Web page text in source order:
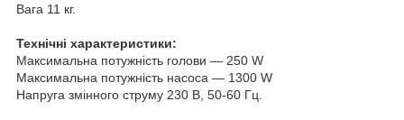
Вага 11 кг.
Технічні характеристики:
Максимальна потужність голови — 250 W
Максимальна потужність насоса — 1300 W
Напруга змінного струму 230 В, 50-60 Гц.